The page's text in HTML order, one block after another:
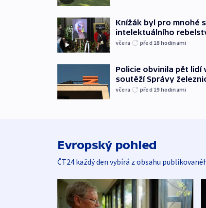
Knížák byl pro mnohé
intelektuálního
včera před 18 hodinami
Policie obvinila pět lidí
soutěží Správy
včera před 19 hodinami
Evropský pohled
ČT24 každý den vybírá z obsahu